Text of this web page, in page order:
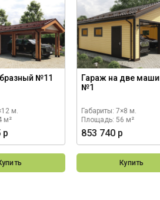
№11
м.
м²
р
Гараж на две
№1
Габариты: 7×8 м.
Площадь: 56 м²
853 740 р
Купить